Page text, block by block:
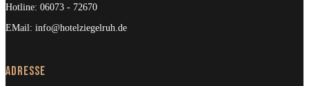
Hotline: 06073 - 72670
EMail: info@hotelziegelruh.de
Adresse